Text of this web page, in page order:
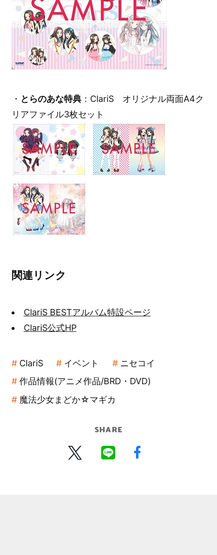
・ とらのあな特典：ClariS オリジナル両面A4ク
リアファイル3枚セット
関連リンク
ClariS BESTアルバム特設ページ
ClariS公式HP
ClariS イベント
ニセコイ
作品情報(アニメ作品/BRD・DVD)
魔法少女まどか☆マギカ
SHARE